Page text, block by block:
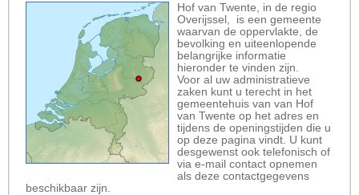
Hof van Twente, in de regio
Overijssel, is een gemeente
waarvan de oppervlakte, de
bevolking en uiteenlopende
belangrijke informatie
hieronder te vinden zijn.
Voor al uw administratieve
zaken kunt u terecht in het
gemeentehuis van van Hof
van Twente op het adres en
tijdens de openingstijden die u
op deze pagina vindt. U kunt
desgewenst ook telefonisch of
via e-mail contact opnemen
als deze contactgegevens
beschikbaar zijn.